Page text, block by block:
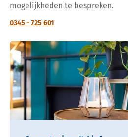
mogelijkheden te bespreken.
0345 - 725 601